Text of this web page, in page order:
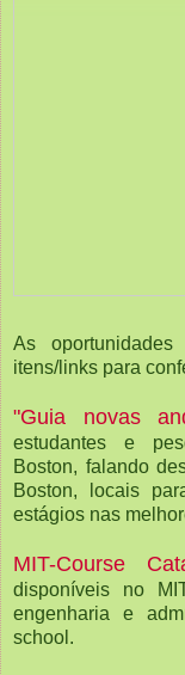
As
itens/links para
"Guia novas
estudantes e
Boston, falando
Boston, locais
estágios nas
MIT-Course
disponíveis no
engenharia e
school.